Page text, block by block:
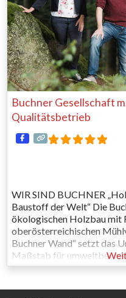
Buchner Gesellschaft
Qualitätsbetrieb
WIR SIND BUCHNER
Baustoff der Welt“ Die
ökologischen Holzbau mit
oberösterreichischen
Buchner Wand“ setzt das
Maßstab für
Buchner Ökofassade ist
Standard. Auf Plastikfolien